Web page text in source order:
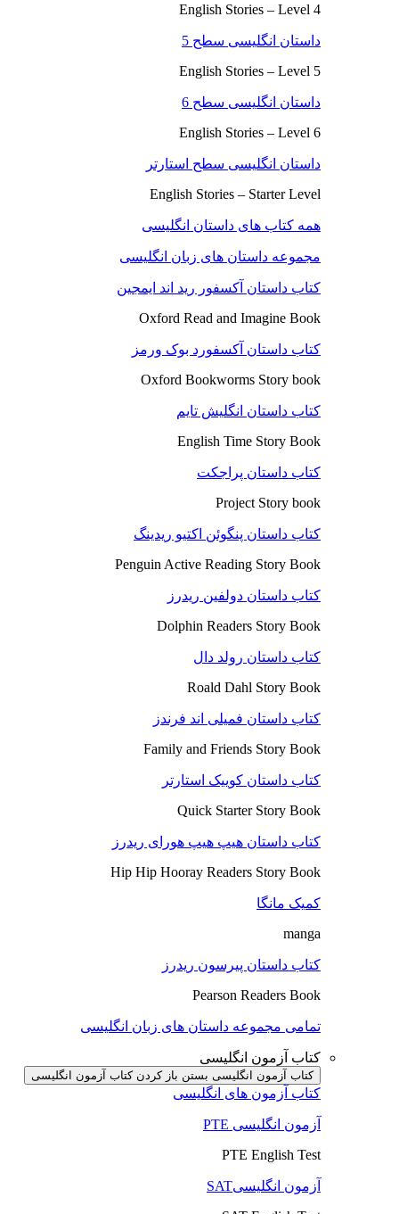
English Stories – Level 4
داستان انگلیسی سطح 5
English Stories – Level 5
داستان انگلیسی سطح 6
English Stories – Level 6
داستان انگلیسی سطح استارتر
English Stories – Starter Level
همه کتاب های داستان انگلیسی
مجموعه داستان های زبان انگلیسی
کتاب داستان آکسفور رید اند ایمجین
Oxford Read and Imagine Book
کتاب داستان آکسفورد بوک ورمز
Oxford Bookworms Story book
کتاب داستان انگلیش تایم
English Time Story Book
کتاب داستان پراجکت
Project Story book
کتاب داستان پنگوئن اکتیو ریدینگ
Penguin Active Reading Story Book
کتاب داستان دولفین ریدرز
Dolphin Readers Story Book
کتاب داستان رولد دال
Roald Dahl Story Book
کتاب داستان فمیلی اند فرندز
Family and Friends Story Book
کتاب داستان کوییک استارتر
Quick Starter Story Book
کتاب داستان هیپ هیپ هورای ریدرز
Hip Hip Hooray Readers Story Book
کمیک مانگا
manga
کتاب داستان پیرسون ریدرز
Pearson Readers Book
تمامی مجموعه داستان های زبان انگلیسی
کتاب آزمون انگلیسی
کتاب آزمون انگلیسی بستن باز کردن کتاب آزمون انگلیسی
کتاب آزمون های انگلیسی
آزمون انگلیسی PTE
PTE English Test
آزمون انگلیسیSAT